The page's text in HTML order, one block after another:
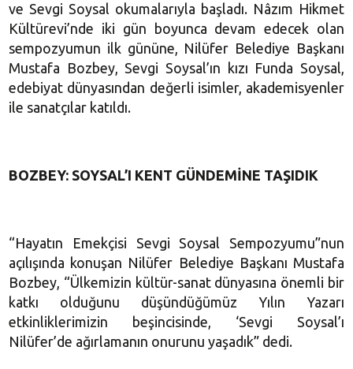
ve Sevgi Soysal okumalarıyla başladı. Nâzım Hikmet
Kültürevi’nde iki gün boyunca devam edecek olan
sempozyumun ilk gününe, Nilüfer Belediye Başkanı
Mustafa Bozbey, Sevgi Soysal’ın kızı Funda Soysal,
edebiyat dünyasından değerli isimler, akademisyenler
ile sanatçılar katıldı.
BOZBEY: SOYSAL’I KENT GÜNDEMİNE TAŞIDIK
“Hayatın Emekçisi Sevgi Soysal Sempozyumu”nun
açılışında konuşan Nilüfer Belediye Başkanı Mustafa
Bozbey, “Ülkemizin kültür-sanat dünyasına önemli bir
katkı olduğunu düşündüğümüz Yılın Yazarı
etkinliklerimizin beşincisinde, ‘Sevgi Soysal’ı
Nilüfer’de ağırlamanın onurunu yaşadık” dedi.